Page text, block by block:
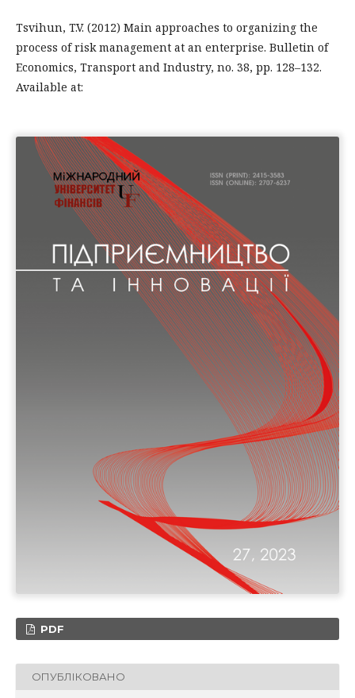
Tsvihun, T.V. (2012) Main approaches to organizing the
process of risk management at an enterprise. Bulletin of
Economics, Transport and Industry, no. 38, рр. 128–132.
Available at:
PDF
ОПУБЛІКОВАНО